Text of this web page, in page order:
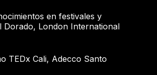
en festivales y
Dorado, London International
TEDx Cali, Adecco Santo